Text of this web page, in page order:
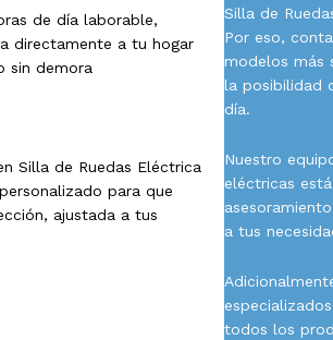
de día laborable,
directamente a tu hogar
sin demora
Silla de Ruedas Eléctrica
para que
ajustada a tus
Silla de
Por eso,
modelos más
la posibilidad
día.
Nuestro
eléctricas
a tus
todos los